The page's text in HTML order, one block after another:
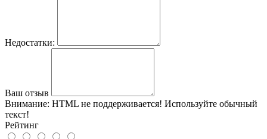
Недостатки:
Ваш отзыв
Внимание: HTML не поддерживается! Используйте обычный
текст!
Рейтинг